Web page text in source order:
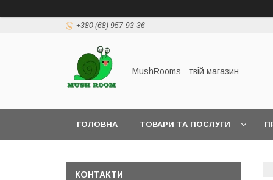
+380 (68) 957-93-36
MushRooms - твій магазин
ГОЛОВНА ТОВАРИ ТА ПОСЛУГИ
КОНТАКТИ